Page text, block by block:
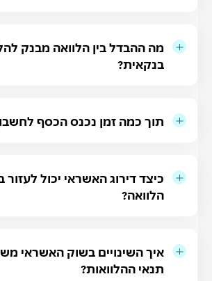
מה ההבדל בין הלוואה מבנק
בנקאית?
תוך כמה זמן נכנס הכסף
כיצד דירוג האשראי יכול
הלוואה?
איך השינויים בשוק האשראי
תנאי ההלוואות?